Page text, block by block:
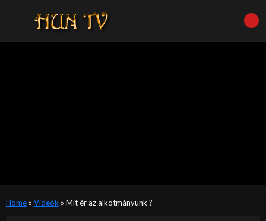
Home» Videók » Mit ér az alkotmányunk ?